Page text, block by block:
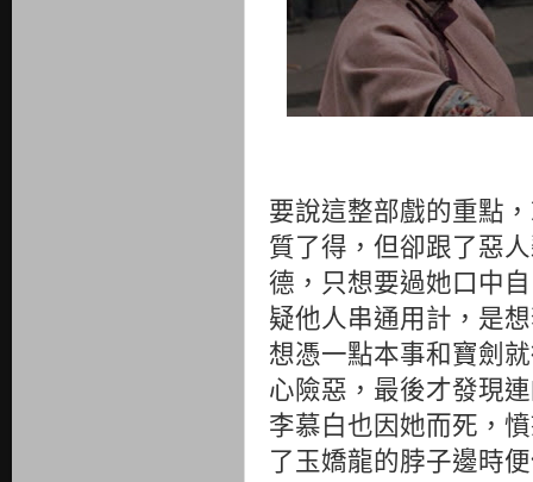
要說這整部戲的重點
質了得，但卻跟了惡
德，只想要過她口中
疑他人串通用計，是
想憑一點本事和寶劍
心險惡，最後才發現
李慕白也因她而死，
了玉嬌龍的脖子邊時